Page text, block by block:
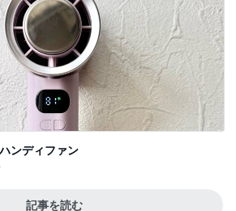
ンディファン
記事を読む